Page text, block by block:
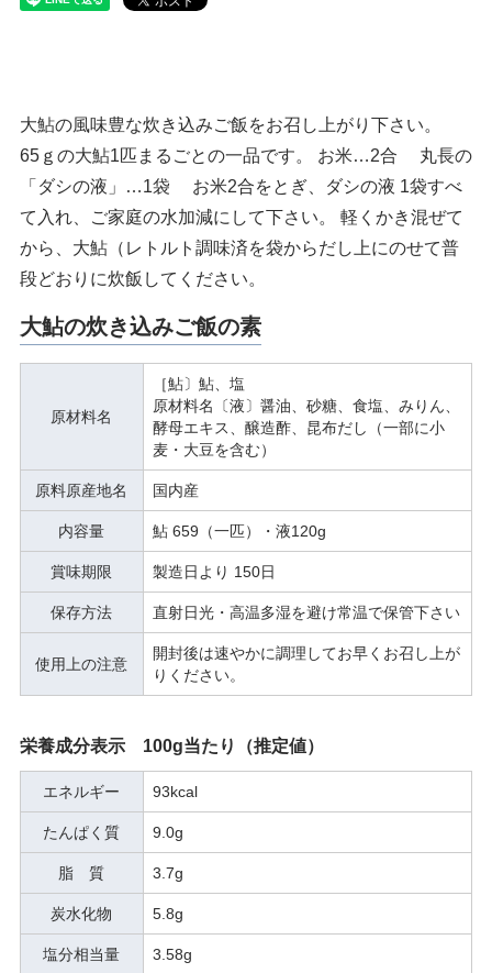
大鮎の風味豊な炊き込みご飯をお召し上がり下さい。
65ｇの大鮎1匹まるごとの一品です。 お米…2合 丸長の
「ダシの液」…1袋 お米2合をとぎ、ダシの液 1袋すべ
て入れ、ご家庭の水加減にして下さい。 軽くかき混ぜて
から、大鮎（レトルト調味済を袋からだし上にのせて普
段どおりに炊飯してください。
大鮎の炊き込みご飯の素
原材料名
［鮎〕鮎、塩
原材料名〔液〕醤油、砂糖、食塩、みりん、
酵母エキス、醸造酢、昆布だし（一部に小
麦・大豆を含む）
原料原産地名 国内産
内容量 鮎 659（一匹）・液120g
賞味期限 製造日より 150日
保存方法 直射日光・高温多湿を避け常温で保管下さい
使用上の注意
開封後は速やかに調理してお早くお召し上が
りください。
栄養成分表示 100g当たり（推定値）
エネルギー 93kcal
たんぱく質 9.0g
脂 質 3.7g
炭水化物 5.8g
塩分相当量 3.58g